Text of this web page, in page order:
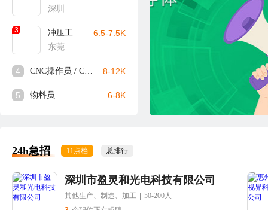
深圳
3
冲压工
东莞
6.5-7.5K
4 CNC操作员 / CNC师傅 8-12K
5 物料员 6-8K
24h急招 11点档 总排行
深圳市盈灵和光电科技有限公司
其他生产、制造、加工
50-200人